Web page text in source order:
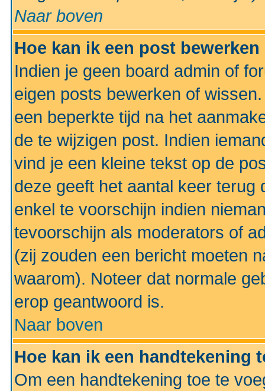
Naar boven
Hoe kan ik een post
Indien je geen board admin of
eigen posts bewerken of
een beperkte tijd na het
de te wijzigen post. Indien
vind je een kleine tekst op de
deze geeft het aantal keer terug
enkel te voorschijn indien
tevoorschijn als moderators of
(zij zouden een bericht moeten
waarom). Noteer dat normale
erop geantwoord is.
Naar boven
Hoe kan ik een handtekening
Om een handtekening toe te